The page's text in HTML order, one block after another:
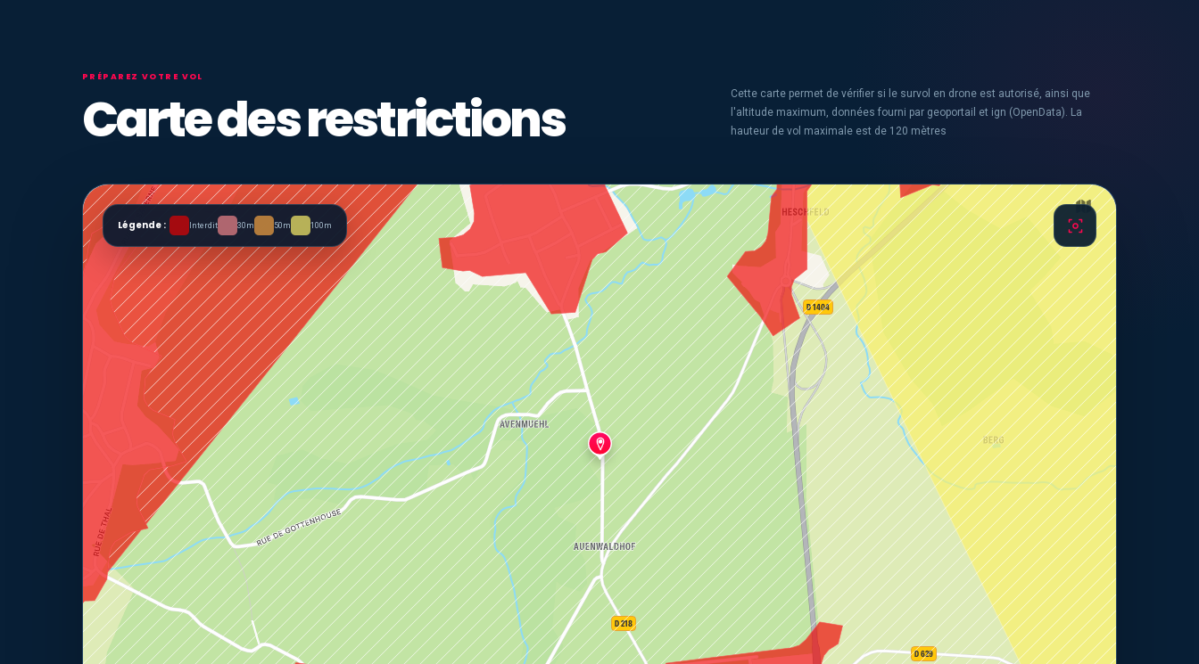
PRÉPAREZ VOTRE VOL
Carte des restrictions
Cette carte permet de vérifier si le survol en drone est autorisé, ainsi que
l'altitude maximum, données fourni par geoportail et ign (OpenData). La
hauteur de vol maximale est de 120 mètres
Légende : Interdit 30m 50m 100m